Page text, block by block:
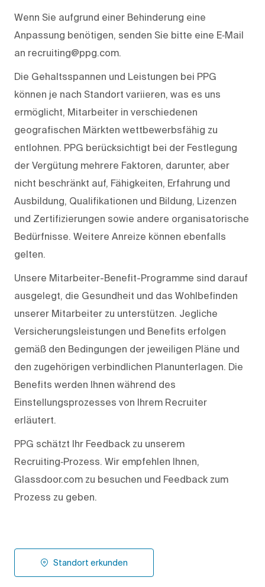
Wenn Sie aufgrund einer Behinderung eine
Anpassung benötigen, senden Sie bitte eine E‑Mail
an recruiting@ppg.com.
Die Gehaltsspannen und Leistungen bei PPG
können je nach Standort variieren, was es uns
ermöglicht, Mitarbeiter in verschiedenen
geografischen Märkten wettbewerbsfähig zu
entlohnen. PPG berücksichtigt bei der Festlegung
der Vergütung mehrere Faktoren, darunter, aber
nicht beschränkt auf, Fähigkeiten, Erfahrung und
Ausbildung, Qualifikationen und Bildung, Lizenzen
und Zertifizierungen sowie andere organisatorische
Bedürfnisse. Weitere Anreize können ebenfalls
gelten.
Unsere Mitarbeiter-Benefit-Programme sind darauf
ausgelegt, die Gesundheit und das Wohlbefinden
unserer Mitarbeiter zu unterstützen. Jegliche
Versicherungsleistungen und Benefits erfolgen
gemäß den Bedingungen der jeweiligen Pläne und
den zugehörigen verbindlichen Planunterlagen. Die
Benefits werden Ihnen während des
Einstellungsprozesses von Ihrem Recruiter
erläutert.
PPG schätzt Ihr Feedback zu unserem
Recruiting‑Prozess. Wir empfehlen Ihnen,
Glassdoor.com zu besuchen und Feedback zum
Prozess zu geben.
Standort erkunden